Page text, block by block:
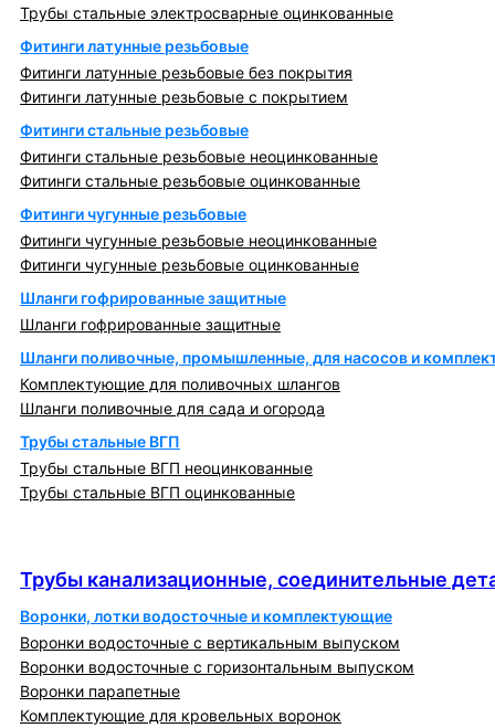
Трубы стальные электросварные оцинкованные
Фитинги латунные резьбовые
Фитинги латунные резьбовые без покрытия
Фитинги латунные резьбовые с покрытием
Фитинги стальные резьбовые
Фитинги стальные резьбовые неоцинкованные
Фитинги стальные резьбовые оцинкованные
Фитинги чугунные резьбовые
Фитинги чугунные резьбовые неоцинкованные
Фитинги чугунные резьбовые оцинкованные
Шланги гофрированные защитные
Шланги гофрированные защитные
Шланги поливочные, промышленные, для насосов и
Комплектующие для поливочных шлангов
Шланги поливочные для сада и огорода
Трубы стальные ВГП
Трубы стальные ВГП неоцинкованные
Трубы стальные ВГП оцинкованные
Трубы канализационные, соединительные
Воронки, лотки водосточные и комплектующие
Воронки водосточные с вертикальным выпуском
Воронки водосточные с горизонтальным выпуском
Воронки парапетные
Комплектующие для кровельных воронок